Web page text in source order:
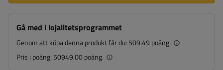
Gå med i lojalitetsprogrammet
Genom att köpa denna produkt får du: 509.49 poäng.
Pris i poäng: 50949.00 poäng.